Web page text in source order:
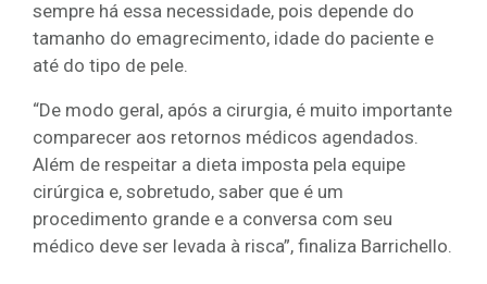
sempre há essa necessidade, pois depende do
tamanho do emagrecimento, idade do paciente e
até do tipo de pele.
“De modo geral, após a cirurgia, é muito importante
comparecer aos retornos médicos agendados.
Além de respeitar a dieta imposta pela equipe
cirúrgica e, sobretudo, saber que é um
procedimento grande e a conversa com seu
médico deve ser levada à risca”, finaliza Barrichello.